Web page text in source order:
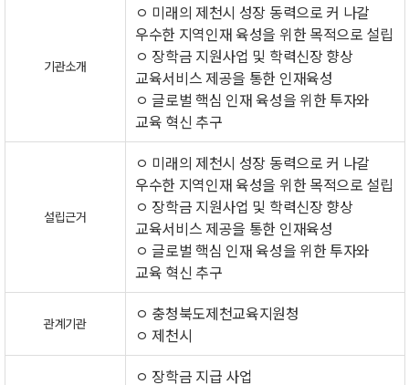
기관소개
ㅇ 미래의 제천시 성장 동력으로 커 나갈
우수한 지역인재 육성을 위한 목적으로 설립
ㅇ 장학금 지원사업 및 학력신장 향상
교육서비스 제공을 통한 인재육성
ㅇ 글로벌 핵심 인재 육성을 위한 투자와
교육 혁신 추구
설립근거
ㅇ 미래의 제천시 성장 동력으로 커 나갈
우수한 지역인재 육성을 위한 목적으로 설립
ㅇ 장학금 지원사업 및 학력신장 향상
교육서비스 제공을 통한 인재육성
ㅇ 글로벌 핵심 인재 육성을 위한 투자와
교육 혁신 추구
관계기관
ㅇ 충청북도제천교육지원청
ㅇ 제천시
ㅇ 장학금 지급 사업